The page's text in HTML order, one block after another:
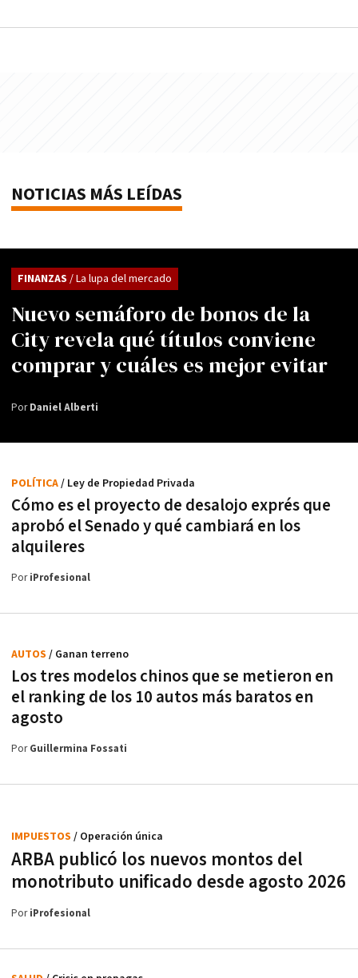
NOTICIAS MÁS LEÍDAS
Nuevo semáforo de bonos de la
City revela qué títulos conviene
comprar y cuáles es mejor evitar
FINANZAS / La lupa del mercado
PorDaniel Alberti
Cómo es el proyecto de desalojo exprés que
aprobó el Senado y qué cambiará en los
alquileres
POLÍTICA/ Ley de Propiedad Privada
PoriProfesional
Los tres modelos chinos que se metieron en
el ranking de los 10 autos más baratos en
agosto
AUTOS / Ganan terreno
PorGuillermina Fossati
ARBA publicó los nuevos montos del
monotributo unificado desde agosto 2026
IMPUESTOS / Operación única
PoriProfesional